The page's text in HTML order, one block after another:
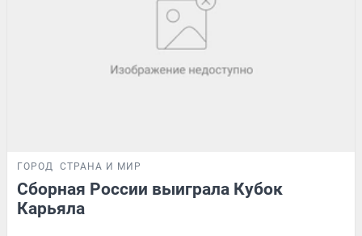
ГОРОД СТРАНА И МИР
Сборная России выиграла Кубок
Карьяла